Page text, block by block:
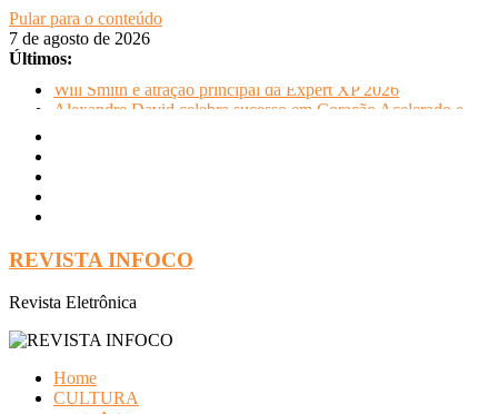
Pular para o conteúdo
7 de agosto de 2026
Últimos:
Will Smith é atração principal da Expert XP 2026
Alexandre David celebra sucesso em Coração Acelerado e
descontração
Oficinas gratuitas no Museu Nacional apresentam o processo
criativo do artista Vik Muniz
REVISTA INFOCO
Revista Eletrônica
Home
CULTURA